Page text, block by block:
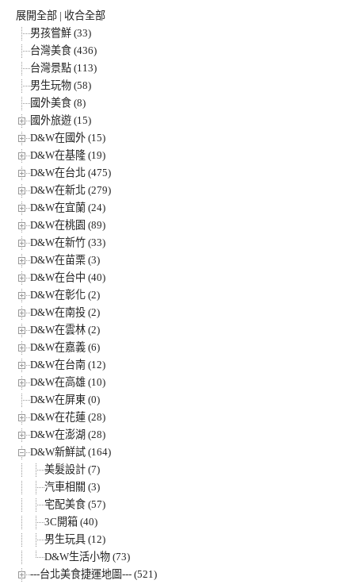
展開全部 | 收合全部
男孩嘗鮮 (33)
台灣美食 (436)
台灣景點 (113)
男生玩物 (58)
國外美食 (8)
國外旅遊 (15)
D&W在國外 (15)
D&W在基隆 (19)
D&W在台北 (475)
D&W在新北 (279)
D&W在宜蘭 (24)
D&W在桃園 (89)
D&W在新竹 (33)
D&W在苗栗 (3)
D&W在台中 (40)
D&W在彰化 (2)
D&W在南投 (2)
D&W在雲林 (2)
D&W在嘉義 (6)
D&W在台南 (12)
D&W在高雄 (10)
D&W在屏東 (0)
D&W在花蓮 (28)
D&W在澎湖 (28)
D&W新鮮試 (164)
美髮設計 (7)
汽車相關 (3)
宅配美食 (57)
3C開箱 (40)
男生玩具 (12)
D&W生活小物 (73)
---台北美食捷運地圖--- (521)